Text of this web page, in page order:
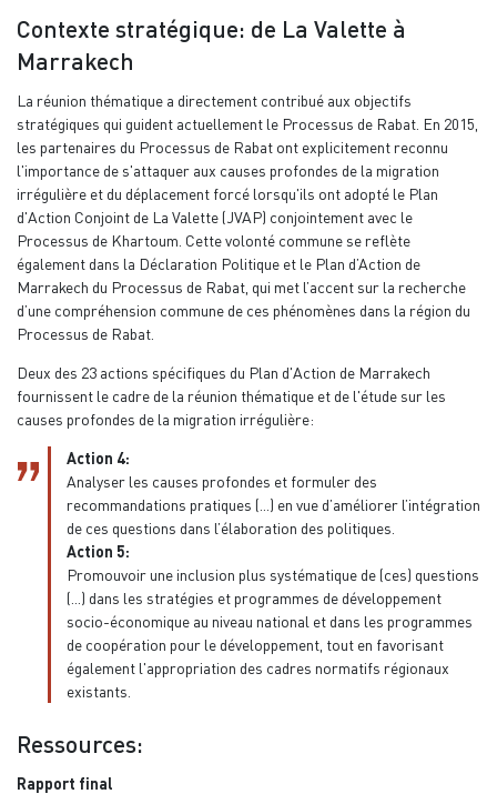
Contexte stratégique: de La Valette à
Marrakech
La réunion thématique a directement contribué aux objectifs
stratégiques qui guident actuellement le Processus de Rabat. En 2015,
les partenaires du Processus de Rabat ont explicitement reconnu
l'importance de s'attaquer aux causes profondes de la migration
irrégulière et du déplacement forcé lorsqu'ils ont adopté le Plan
d'Action Conjoint de La Valette (JVAP) conjointement avec le
Processus de Khartoum. Cette volonté commune se reflète
également dans la Déclaration Politique et le Plan d’Action de
Marrakech du Processus de Rabat, qui met l’accent sur la recherche
d’une compréhension commune de ces phénomènes dans la région du
Processus de Rabat.
Deux des 23 actions spécifiques du Plan d'Action de Marrakech
fournissent le cadre de la réunion thématique et de l'étude sur les
causes profondes de la migration irrégulière:
Action 4:
Analyser les causes profondes et formuler des
recommandations pratiques (...) en vue d’améliorer l’intégration
de ces questions dans l’élaboration des politiques.
Action 5:
Promouvoir une inclusion plus systématique de (ces) questions
(...) dans les stratégies et programmes de développement
socio-économique au niveau national et dans les programmes
de coopération pour le développement, tout en favorisant
également l'appropriation des cadres normatifs régionaux
existants.
Ressources:
Rapport final